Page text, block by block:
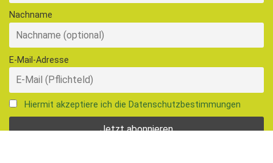
Nachname
E-Mail-Adresse
Hiermit akzeptiere ich die Datenschutzbestimmungen